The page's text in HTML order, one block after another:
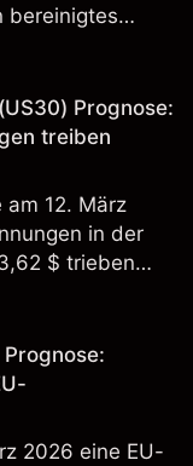
bereinigtes
Ergebnisse.
Prognose:
treiben
12. März
in der
$ trieben
stieg. Die
Ergebnisse.
2026 eine EU-